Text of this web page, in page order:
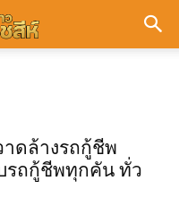
าดล้างรถกู้ชีพ
รถกู้ชีพทุกคัน ทั่ว